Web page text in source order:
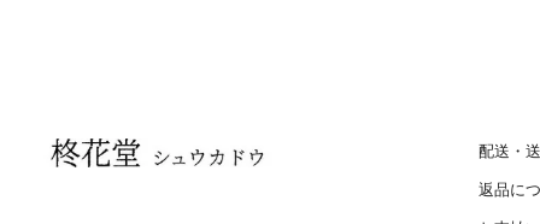
配送・
返品に